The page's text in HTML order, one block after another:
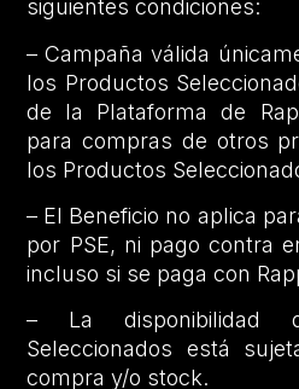
siguientes condiciones:
– Campaña válida
los Productos
de la Plataforma de
para compras de otros
los Productos
– El Beneficio no aplica
por PSE, ni pago contra
incluso si se paga con
– La disponibilidad
Seleccionados está
compra y/o stock.